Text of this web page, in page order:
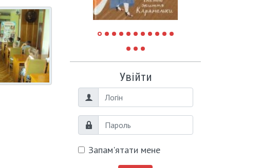
Увійти
Логін
Пароль
Запам'ятати мене